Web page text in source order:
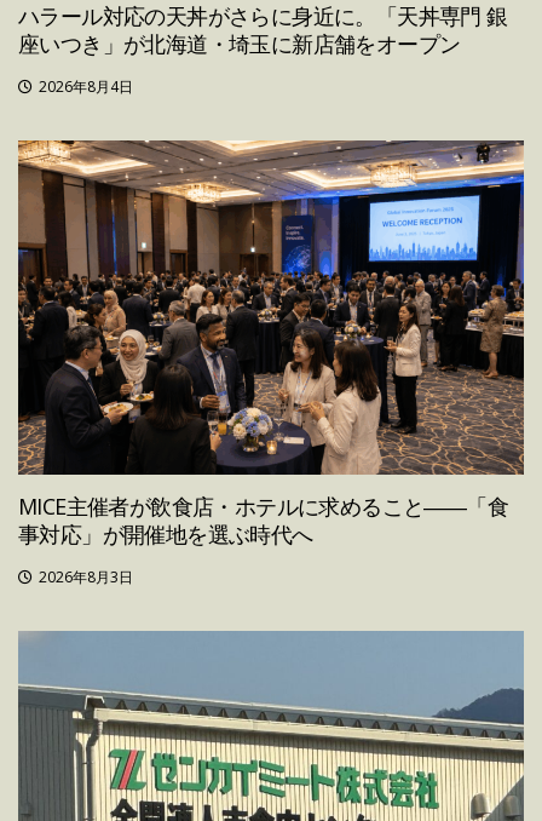
ハラール対応の天丼がさらに身近に。「天丼専門 銀
座いつき」が北海道・埼玉に新店舗をオープン
2026年8月4日
MICE主催者が飲食店・ホテルに求めること――「食
事対応」が開催地を選ぶ時代へ
2026年8月3日